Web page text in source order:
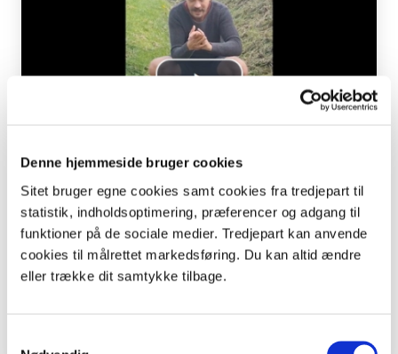
Denne hjemmeside bruger cookies
Sitet bruger egne cookies samt cookies fra tredjepart til
statistik, indholdsoptimering, præferencer og adgang til
funktioner på de sociale medier. Tredjepart kan anvende
cookies til målrettet markedsføring. Du kan altid ændre
eller trække dit samtykke tilbage.
4. - 6. klasse | 7. - 9. klasse
Besøg en helligkilde
Besøg en helligkilde, udfør ritualer og se ind i fremtiden.